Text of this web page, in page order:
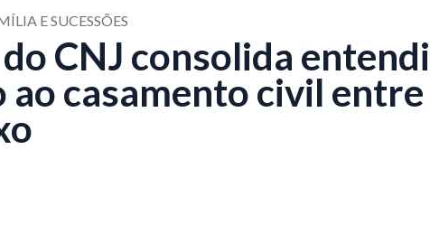
E SUCESSÕES
CNJ consolida
ao casamento civil